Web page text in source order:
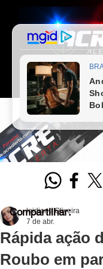
Rápida ação
Roubo em
leidiane Oliveira
7 de abr.
Compartilhar: